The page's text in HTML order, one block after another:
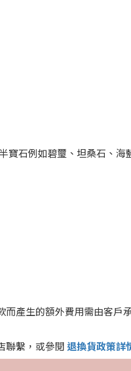
石例如碧璽、坦桑石、海
產生的額外費用需由客戶
聯繫，或參閱 退換貨政策詳